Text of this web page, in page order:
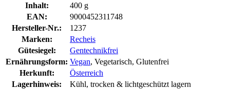
Inhalt:
400 g
EAN:
9000452311748
Hersteller-Nr.:
1237
Marken:
Recheis
Gütesiegel:
Gentechnikfrei
Ernährungsform: Vegan, Vegetarisch, Glutenfrei
Herkunft:
Österreich
Lagerhinweis:
Kühl, trocken & lichtgeschützt lagern